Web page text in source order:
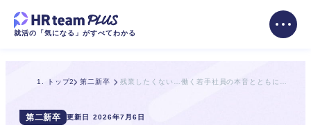
就活の「気になる」がすべてわかる
トップ 第二新卒
第二新卒 更新日 2026年7月6日